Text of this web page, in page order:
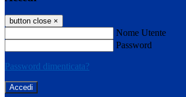
button close ×
Nome Utente
Password
Password dimenticata?